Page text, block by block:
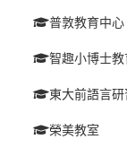
普敦教育中心
智趣小博士教
東大前語言研
榮美教室